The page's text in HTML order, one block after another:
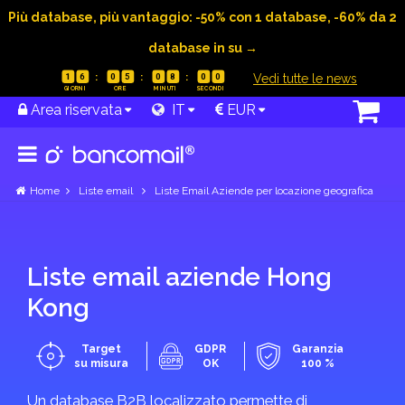
Più database, più vantaggio: -50% con 1 database, -60% da 2
database in su →
1 6 0 5 0 8 0 0 Vedi tutte le news
Area riservata IT EUR
Home Liste email Liste Email Aziende per locazione geografica
Liste email aziende Hong
Kong
Target
su misura
GDPR
OK
Garanzia
100 %
Un database B2B localizzato permette di
Grecia
Mostra
categorie
Mostra
categorie
Guatemala